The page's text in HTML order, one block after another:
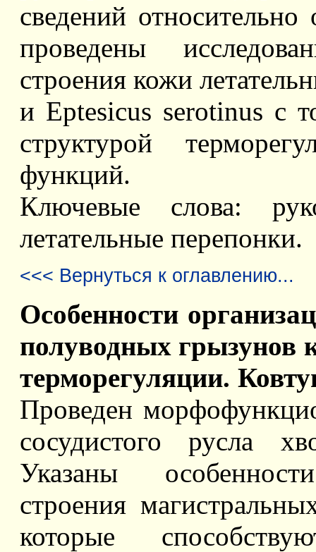
сведений
проведены
строения кожи
и Eptesicus serotinus с
структурой
функций.
Ключевые слова:
летательные перепонки.
<<< Вернуться к оглавлению...
Особенности
полуводных грызунов
терморегуляции.
Проведен
сосудистого русла
Указаны особенности
строения
которые